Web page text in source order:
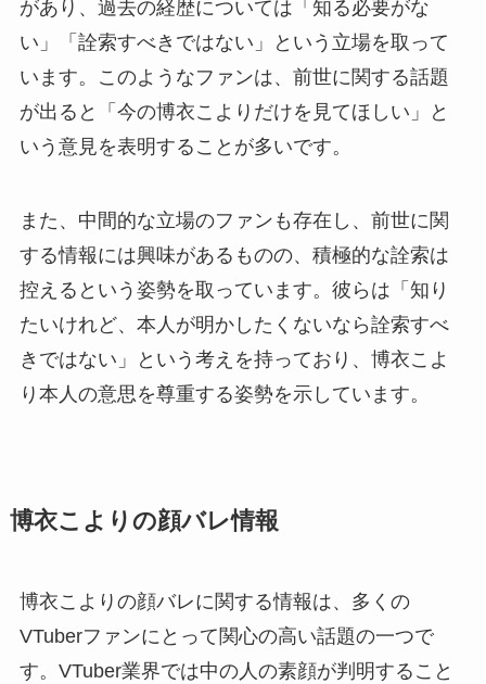
があり、過去の経歴については「知る必要がな
い」「詮索すべきではない」という立場を取って
います。このようなファンは、前世に関する話題
が出ると「今の博衣こよりだけを見てほしい」と
いう意見を表明することが多いです。
また、中間的な立場のファンも存在し、前世に関
する情報には興味があるものの、積極的な詮索は
控えるという姿勢を取っています。彼らは「知り
たいけれど、本人が明かしたくないなら詮索すべ
きではない」という考えを持っており、博衣こよ
り本人の意思を尊重する姿勢を示しています。
博衣こよりの顔バレ情報
博衣こよりの顔バレに関する情報は、多くの
VTuberファンにとって関心の高い話題の一つで
す。VTuber業界では中の人の素顔が判明すること